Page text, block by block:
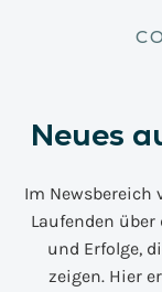
Neues
Im Newsbereich
Laufenden
und Erfolge,
zeigen. Hier